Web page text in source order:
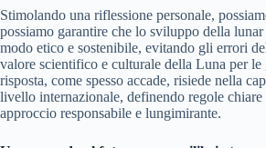
Stimolando una riflessione personale,
possiamo garantire che lo sviluppo della
modo etico e sostenibile, evitando gli errori
valore scientifico e culturale della Luna per le
risposta, come spesso accade, risiede nella
livello internazionale, definendo regole
approccio responsabile e lungimirante.